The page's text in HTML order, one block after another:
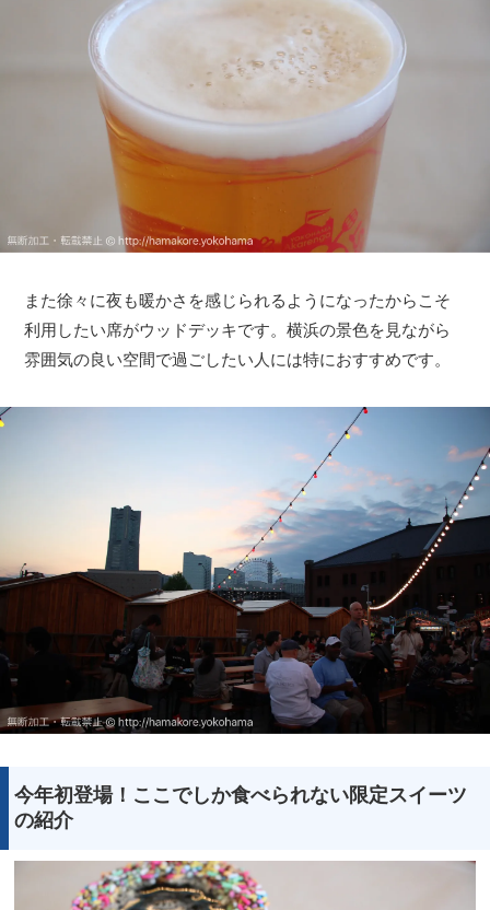
また徐々に夜も暖かさを感じられるようになったからこそ
利用したい席がウッドデッキです。横浜の景色を見ながら
雰囲気の良い空間で過ごしたい人には特におすすめです。
今年初登場！ここでしか食べられない限定スイーツ
の紹介